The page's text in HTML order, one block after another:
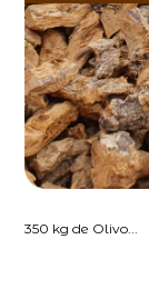
350 kg de Olivo...